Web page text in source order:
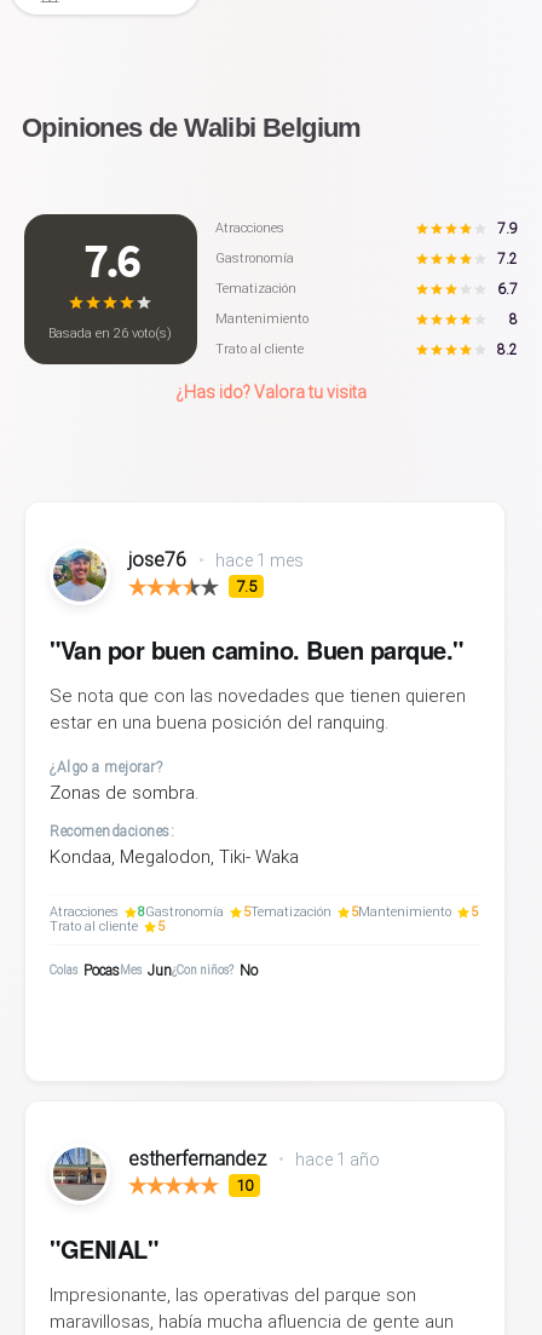
Opiniones de Walibi Belgium
7.6
Basada en26 voto(s)
Atracciones 7.9
Gastronomía 7.2
Tematización 6.7
Mantenimiento 8
Trato al cliente 8.2
¿Has ido? Valora tu visita
jose76 • hace 1 mes
7.5
"Van por buen camino. Buen parque."
Se nota que con las novedades que tienen quieren
estar en una buena posición del ranquing.
¿Algo a mejorar?
Zonas de sombra.
Recomendaciones:
Kondaa, Megalodon, Tiki- Waka
Atracciones 8Gastronomía 5Tematización 5Mantenimiento
5
Trato al cliente
5
Colas PocasMes Jun¿Con niños? No
estherfernandez • hace 1 año
10
"GENIAL"
Impresionante, las operativas del parque son
maravillosas, había mucha afluencia de gente aun